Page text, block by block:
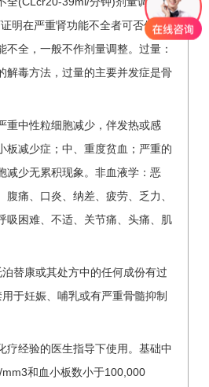
明在严重肾功能不全者可否使
不全，一般不作剂量调整。过量：
解毒方法，过量的主要并发症是骨
重中性粒细胞减少，伴发热或感
板减少症；中、重度贫血；严重的
减少无累积现象。非血液学：恶
痛、口炎、纳差、疲劳、乏力、
吸困难、不适、关节痛、头痛、肌
泊替康或其处方中的任何成份有过
于妊娠、哺乳或有严重骨髓抑制
疗经验的医生指导下使用。基础中
和血小板数小于100,000